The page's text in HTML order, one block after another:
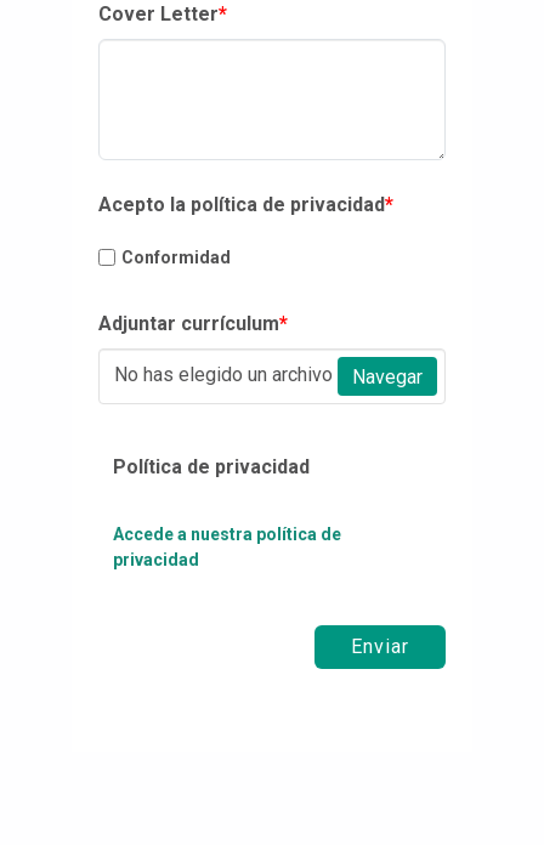
Cover Letter*
Acepto la política de privacidad*
Conformidad
Adjuntar currículum*
No has elegido un archivo Navegar
Política de privacidad
Accede a nuestra política de
privacidad
Enviar